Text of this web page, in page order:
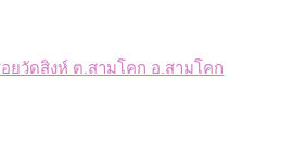
วัดสิงห์ ต.สามโคก อ.สามโคก